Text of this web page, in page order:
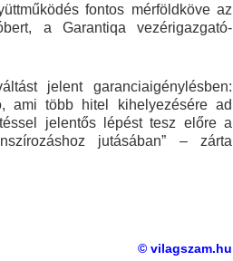
fontos mérföldköve az
a Garantiqa vezérigazgató-
jelent garanciaigénylésben:
ami több hitel kihelyezésére ad
jelentős lépést tesz előre a
jutásában” – zárta
© vilagszam.hu